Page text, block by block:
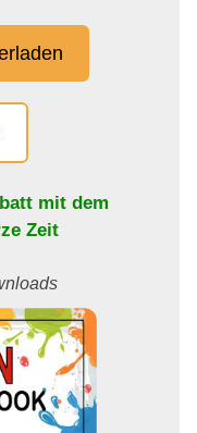
mit dem
Zeit